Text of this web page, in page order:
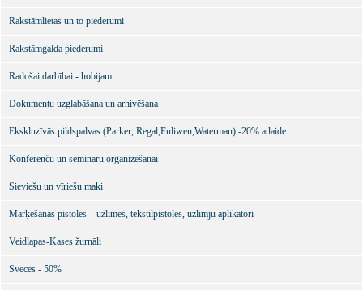
Rakstāmlietas un to piederumi
Rakstāmgalda piederumi
Radošai darbībai - hobijam
Dokumentu uzglabāšana un arhivēšana
Ekskluzīvās pildspalvas (Parker, Regal,Fuliwen,Waterman) -20% atlaide
Konferenču un semināru organizēšanai
Sieviešu un vīriešu maki
Marķēšanas pistoles – uzlīmes, tekstilpistoles, uzlīmju aplikātori
Veidlapas-Kases žurnāli
Sveces - 50%